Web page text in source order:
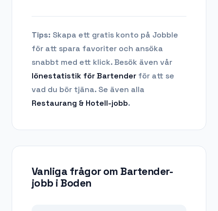
Tips: Skapa ett gratis konto på Jobble
för att spara favoriter och ansöka
snabbt med ett klick. Besök även vår
lönestatistik förBartender för att se
vad du bör tjäna. Se även alla
Restaurang & Hotell-jobb.
Vanliga frågor om Bartender-
jobb i Boden